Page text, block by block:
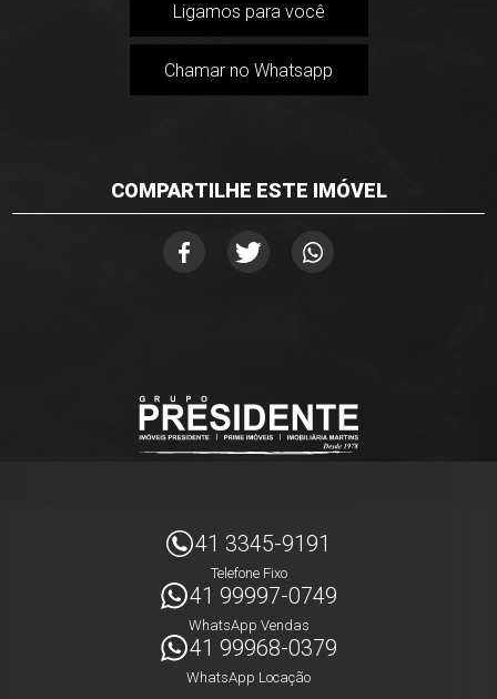
Ligamos para você
Chamar no Whatsapp
COMPARTILHE ESTE IMÓVEL
41 3345-9191
Telefone Fixo
41 99997-0749
WhatsApp Vendas
41 99968-0379
WhatsApp Locação